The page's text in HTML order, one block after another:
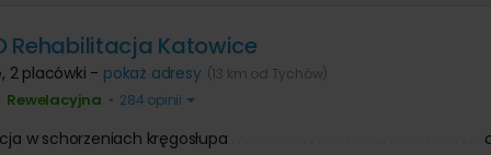
Rehabilitacja Katowice
, 2 placówki - pokaż adresy (13 km od Tychów)
Rewelacyjna • 284 opinii
w schorzeniach kręgosłupa